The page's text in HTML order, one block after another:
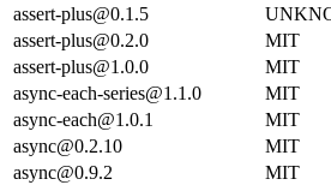
assert-plus@0.1.5
assert-plus@0.2.0
MIT
assert-plus@1.0.0
MIT
async-each-series@1.1.0
MIT
async-each@1.0.1
MIT
async@0.2.10
MIT
async@0.9.2
MIT